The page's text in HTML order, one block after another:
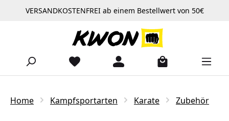
Zum Hauptinhalt springen
VERSANDKOSTENFREI ab einem Bestellwert von 50€
Home Kampfsportarten Karate Zubehör